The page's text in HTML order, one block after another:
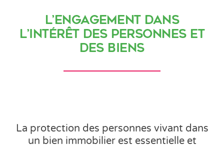
L’engagement dans
l’intérêt des personnes et
des biens
La protection des personnes vivant dans
un bien immobilier est essentielle et